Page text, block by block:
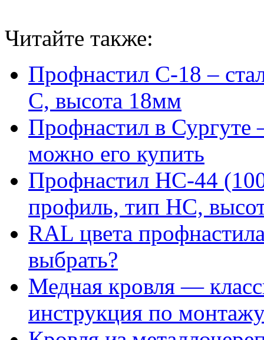
Читайте также:
Профнастил С-18 –
С, высота 18мм
Профнастил в Сургуте
можно его купить
Профнастил НС-44
профиль, тип НС,
RAL цвета
выбрать?
Медная кровля —
инструкция по